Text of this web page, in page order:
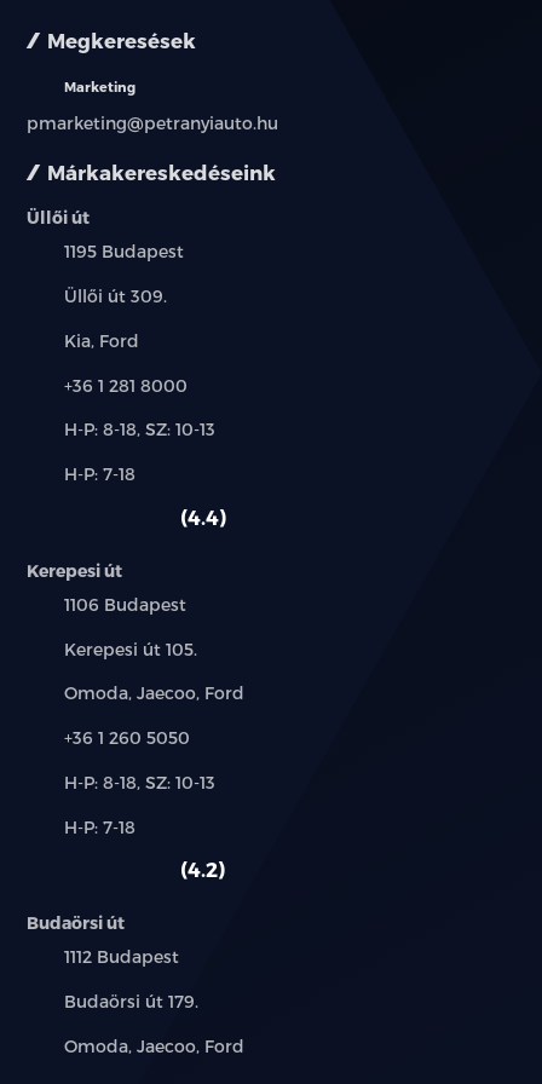
Fűthető vezetőülés
4 irányban állítható első utasülés
(két oldalsó fejtámlával)
Csomagtér világítás
Kalaptartó
Középső konzol világítás
4 automata elektromos ablakemelő
Első napellenzők megvilágított tükörrel
Padlópolc a csomagtartóban
12 V-os csatlakozó
12.8 colos érintőképernyő
DAB és FM rádió
Márkakereskedéseink
Üllői út
Település:
1195 Budapest
Cím:
Üllői út 309.
Márkák:
Kia, Ford
Telefon:
+36 1 281 8000
Új-
használt
H-P: 8-18, SZ: 10-13
Alkatrész,
H-P: 7-18
4.4
Kerepesi út
Település:
1106 Budapest
Cím:
Kerepesi út 105.
Márkák:
Omoda, Jaecoo, Ford
Telefon:
+36 1 260 5050
Új-
használt
H-P: 8-18, SZ: 10-13
Alkatrész,
H-P: 7-18
4.2
Budaörsi út
Település:
1112 Budapest
Cím:
Budaörsi út 179.
Márkák:
Omoda, Jaecoo, Ford
Megkeresések
Marketing
pmarketing@petranyiauto.hu